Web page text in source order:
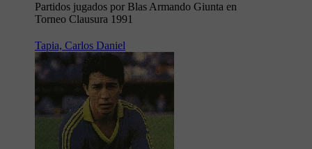
Partidos jugados por Blas Armando Giunta en
Torneo Clausura 1991
Tapia, Carlos Daniel